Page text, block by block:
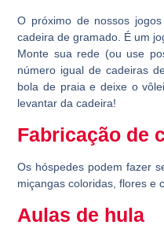
O próximo de nossos
cadeira de gramado. É um
Monte sua rede (ou use
número igual de cadeiras
bola de praia e deixe o
levantar da cadeira!
Fabricação de
Os hóspedes podem fazer
miçangas coloridas, flores e
Aulas de hula